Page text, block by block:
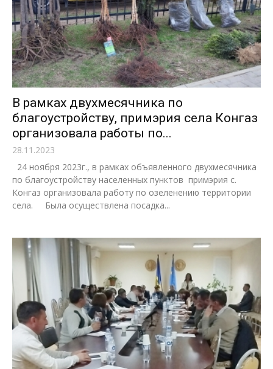
В рамках двухмесячника по
благоустройству, примэрия села Конгаз
организовала работы по...
28.11.2023
24 ноября 2023г., в рамках объявленного двухмесячника
по благоустройству населенных пунктов примэрия с.
Конгаз организовала работу по озеленению территории
села. Была осуществлена посадка...